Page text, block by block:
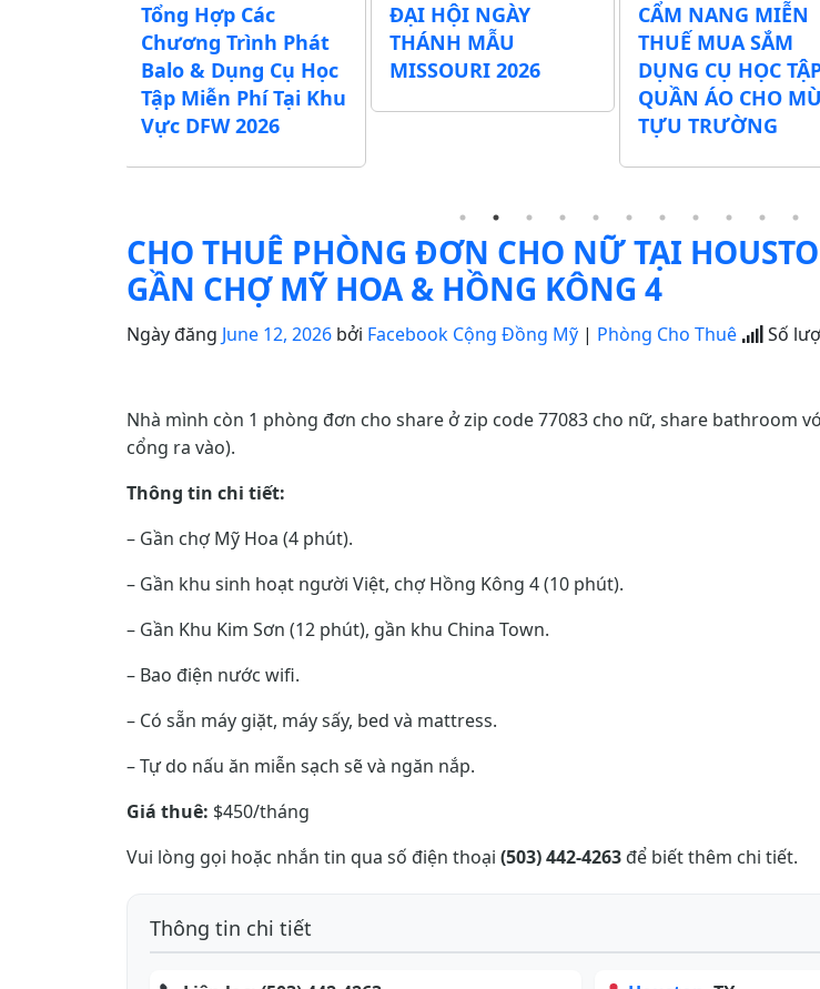
Tổng Hợp Các
Chương Trình Phát
Balo & Dụng Cụ Học
Tập Miễn Phí Tại Khu
Vực DFW 2026
ĐẠI HỘI NGÀY
THÁNH MẪU
MISSOURI 2026
CẨM NANG MIỄN
THUẾ MUA SẮM
DỤNG CỤ HỌC
QUẦN ÁO CHO
TỰU TRƯỜNG
CHO THUÊ PHÒNG ĐƠN CHO NỮ TẠI
GẦN CHỢ MỸ HOA & HỒNG KÔNG 4
Ngày đăng June 12, 2026 bởi Facebook Cộng Đồng Mỹ | Phòng Cho Thuê Số
Nhà mình còn 1 phòng đơn cho share ở zip code 77083 cho nữ, share bathroom
cổng ra vào).
Thông tin chi tiết:
– Gần chợ Mỹ Hoa (4 phút).
– Gần khu sinh hoạt người Việt, chợ Hồng Kông 4 (10 phút).
– Gần Khu Kim Sơn (12 phút), gần khu China Town.
– Bao điện nước wifi.
– Có sẵn máy giặt, máy sấy, bed và mattress.
– Tự do nấu ăn miễn sạch sẽ và ngăn nắp.
Giá thuê: $450/tháng
Vui lòng gọi hoặc nhắn tin qua số điện thoại (503) 442-4263 để biết thêm chi tiết.
Thông tin chi tiết